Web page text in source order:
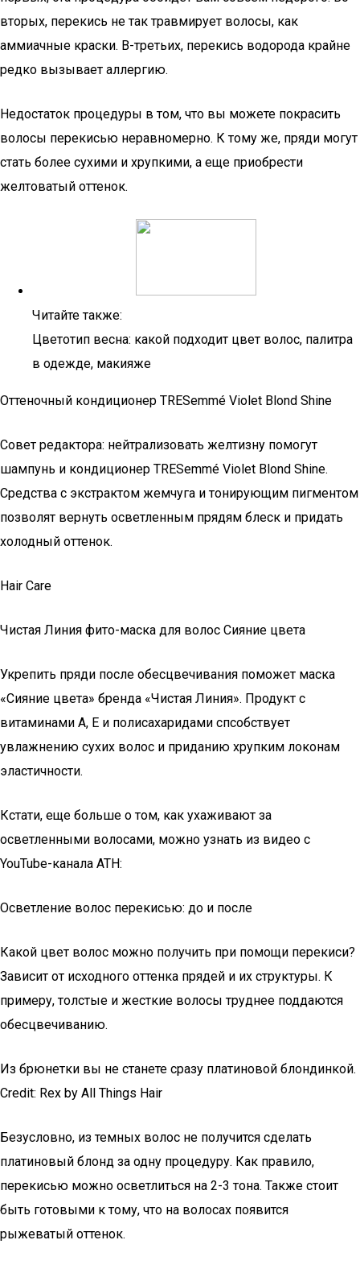
вторых, перекись не так травмирует волосы, как
аммиачные краски. В-третьих, перекись водорода крайне
редко вызывает аллергию.
Недостаток процедуры в том, что вы можете покрасить
волосы перекисью неравномерно. К тому же, пряди могут
стать более сухими и хрупкими, а еще приобрести
желтоватый оттенок.
Читайте также:
Цветотип весна: какой подходит цвет волос, палитра
в одежде, макияже
Оттеночный кондиционер TRESemmé Violet Blond Shine
Совет редактора: нейтрализовать желтизну помогут
шампунь и кондиционер TRESemmé Violet Blond Shine.
Средства с экстрактом жемчуга и тонирующим пигментом
позволят вернуть осветленным прядям блеск и придать
холодный оттенок.
Hair Care
Чистая Линия фито-маска для волос Сияние цвета
Укрепить пряди после обесцвечивания поможет маска
«Сияние цвета» бренда «Чистая Линия». Продукт с
витаминами А, Е и полисахаридами спсобствует
увлажнению сухих волос и приданию хрупким локонам
эластичности.
Кстати, еще больше о том, как ухаживают за
осветленными волосами, можно узнать из видео с
YouTube-канала ATH:
Осветление волос перекисью: до и после
Какой цвет волос можно получить при помощи перекиси?
Зависит от исходного оттенка прядей и их структуры. К
примеру, толстые и жесткие волосы труднее поддаются
обесцвечиванию.
Из брюнетки вы не станете сразу платиновой блондинкой.
Credit: Rex by All Things Hair
Безусловно, из темных волос не получится сделать
платиновый блонд за одну процедуру. Как правило,
перекисью можно осветлиться на 2-3 тона. Также стоит
быть готовыми к тому, что на волосах появится
рыжеватый оттенок.